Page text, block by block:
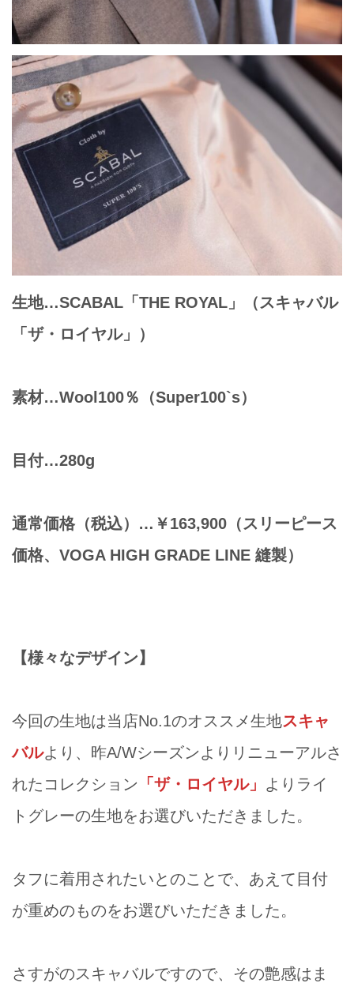
生地…SCABAL「THE ROYAL」（スキャバル
「ザ・ロイヤル」）
素材…Wool100％（Super100`s）
目付…280g
通常価格（税込）…￥163,900（スリーピース
価格、VOGA HIGH GRADE LINE 縫製）
【様々なデザイン】
今回の生地は当店No.1のオススメ生地スキャ
バルより、昨A/Wシーズンよりリニューアルさ
れたコレクション 「ザ・ロイヤル」
よりライ
トグレーの生地をお選びいただきました。
タフに着用されたいとのことで、あえて目付
が重めのものをお選びいただきました。
さすがのスキャバルですので、その艶感はま